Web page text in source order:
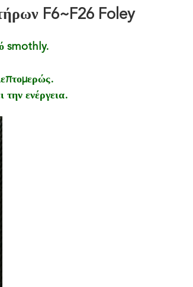
F6~F26 Foley
smothly.
ενέργεια.